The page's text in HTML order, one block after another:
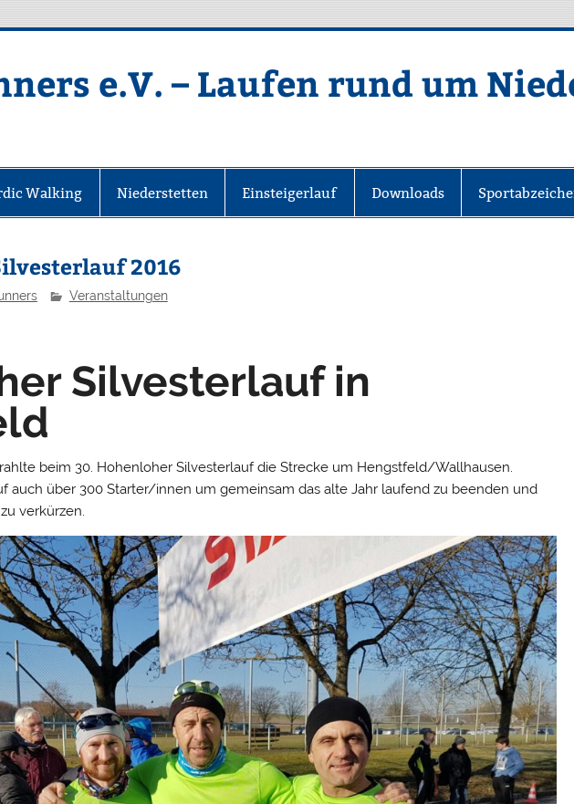
e.V. – Laufen rund um
Walking Niederstetten Einsteigerlauf Downloads
2016
Veranstaltungen
Silvesterlauf in
beim 30. Hohenloher Silvesterlauf die Strecke um Hengstfeld/Wallhausen.
auch über 300 Starter/innen um gemeinsam das alte Jahr laufend zu beenden und
verkürzen.